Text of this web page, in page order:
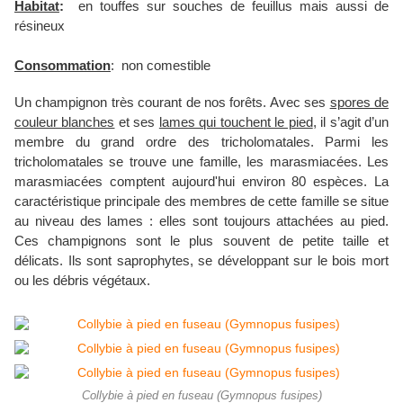
Habitat: en touffes sur souches de feuillus mais aussi de
résineux
Consommation: non comestible
Un champignon très courant de nos forêts. Avec ses spores de
couleur blanches et ses lames qui touchent le pied, il s’agit d’un
membre du grand ordre des tricholomatales. Parmi les
tricholomatales se trouve une famille, les marasmiacées. Les
marasmiacées comptent aujourd'hui environ 80 espèces.
La
caractéristique principale des membres de cette famille se situe
au niveau des lames : elles sont toujours attachées au pied.
Ces champignons sont le plus souvent de petite taille et
délicats. Ils sont saprophytes, se développant sur le bois mort
ou les débris végétaux.
Collybie à pied en fuseau (Gymnopus fusipes)